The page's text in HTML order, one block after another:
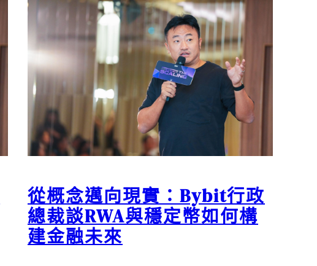
從概念邁向現實：Bybit行政
總裁談RWA與穩定幣如何構
建金融未來